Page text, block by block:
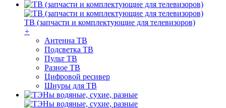
ТВ (запчасти и комплектующие для телевизоров)
+
Антенна ТВ
Подсветка ТВ
Пульт ТВ
Разное ТВ
Цифровой ресивер
Шнуры для ТВ